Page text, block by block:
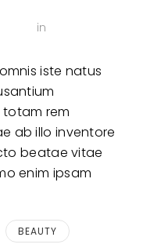
in
iste natus
rem
ab illo inventore
beatae vitae
enim ipsam
BEAUTY